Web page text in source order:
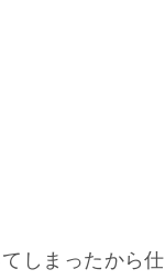
しまったから仕